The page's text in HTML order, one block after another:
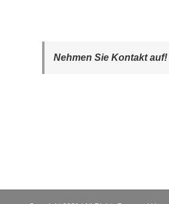
Nehmen Sie Kontakt auf!